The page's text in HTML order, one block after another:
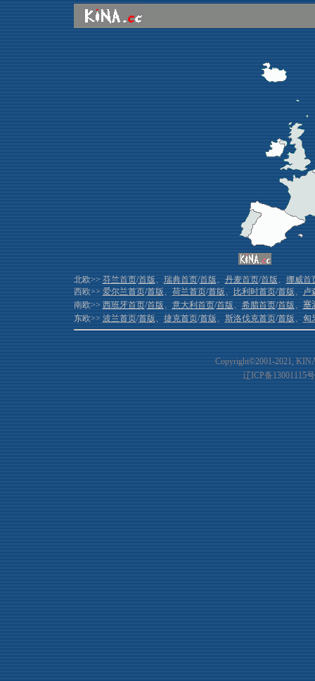
北欧>>芬兰首页/首版、瑞典首页/首版、丹麦首页/首版、挪威首
西欧>>爱尔兰首页/首版、荷兰首页/首版、比利时首页/首版、卢
南欧>>西班牙首页/首版、意大利首页/首版、希腊首页/首版、塞
东欧>>波兰首页/首版、捷克首页/首版、斯洛伐克首页/首版、匈
Copyright©2001-2021,
辽ICP备13001115